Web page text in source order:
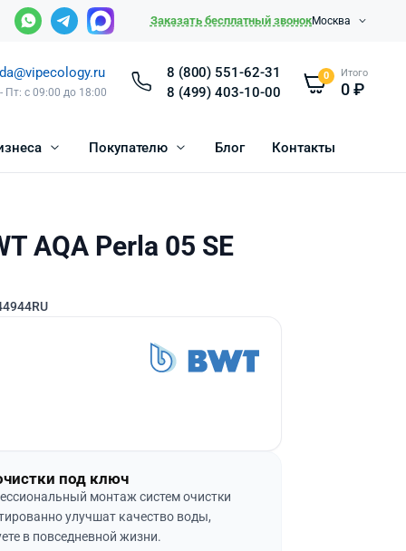
Заказать бесплатный звонокМосква
Пт: с 09:00 до 18:00
8 (800) 551-62-31
8 (499) 403-10-00
0 Итого
0₽
Покупателю Блог Контакты
AQA Perla 05 SE
под ключ
монтаж систем очистки
улучшат качество воды,
в повседневной жизни.